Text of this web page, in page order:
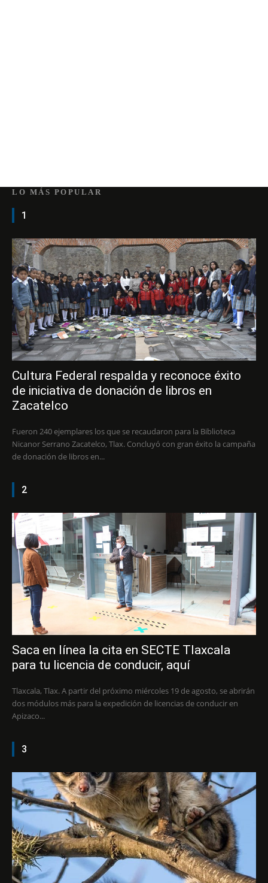
LO MÁS POPULAR
1
Cultura Federal respalda y reconoce éxito
de iniciativa de donación de libros en
Zacatelco
Fueron 240 ejemplares los que se recaudaron para la Biblioteca
Nicanor Serrano Zacatelco, Tlax. Concluyó con gran éxito la campaña
de donación de libros en...
2
Saca en línea la cita en SECTE Tlaxcala
para tu licencia de conducir, aquí
Tlaxcala, Tlax. A partir del próximo miércoles 19 de agosto, se abrirán
dos módulos más para la expedición de licencias de conducir en
Apizaco...
3